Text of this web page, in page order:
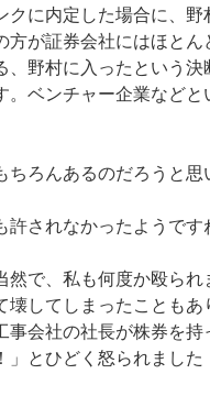
に内定した場合に、野
が証券会社にはほとん
野村に入ったという決
。ベンチャー企業などと
ろんあるのだろうと思
されなかったようです
で、私も何度か殴られ
してしまったこともあ
事会社の社長が株券を持
」とひどく怒られました